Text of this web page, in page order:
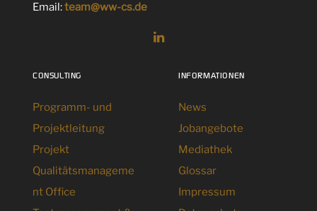
Email:team@ww-cs.de
CONSULTING
Programm- und
Projektleitung
Projekt
Qualitätsmanageme
nt Office
INFORMATIONEN
News
Jobangebote
Mediathek
Glossar
Impressum